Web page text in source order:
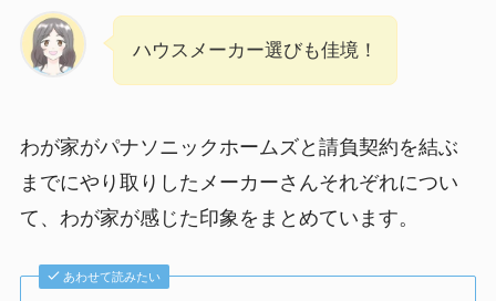
ハウスメーカー選びも佳境！
わが家がパナソニックホームズと請負契約を結ぶ
までにやり取りしたメーカーさんそれぞれについ
て、わが家が感じた印象をまとめています。
あわせて読みたい